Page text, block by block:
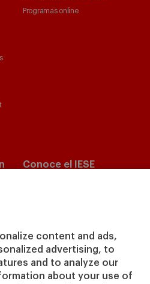
content and ads,
advertising, to
and to analyze our
about your use of
Programas online
Conoce el IESE
Nuestro impacto
Colabora con el IESE
Servicios